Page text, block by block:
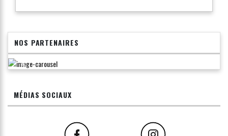
NOS PARTENAIRES
MÉDIAS SOCIAUX